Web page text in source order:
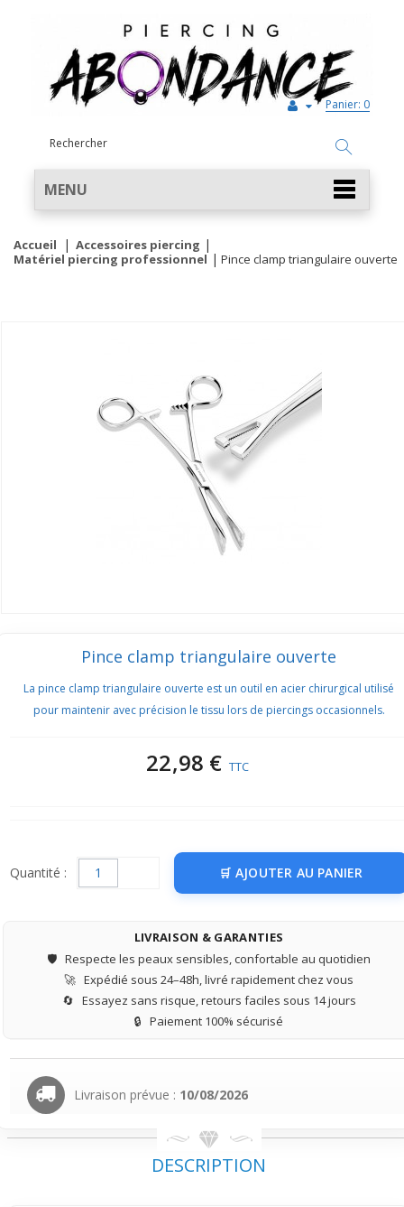
Panier: 0
MENU
Accueil
Accessoires piercing
Matériel piercing professionnel
Pince clamp triangulaire ouverte
Pince clamp triangulaire ouverte
La pince clamp triangulaire ouverte est un outil en acier chirurgical utilisé
pour maintenir avec précision le tissu lors de piercings occasionnels.
22,98 € TTC
Quantité : AJOUTER AU PANIER
LIVRAISON & GARANTIES
🛡️ Respecte les peaux sensibles, confortable au quotidien
🚀 Expédié sous 24–48h, livré rapidement chez vous
🔄 Essayez sans risque, retours faciles sous 14 jours
🔒 Paiement 100% sécurisé
Livraison prévue : 10/08/2026
DESCRIPTION